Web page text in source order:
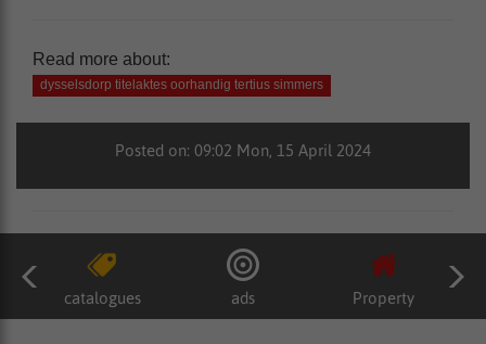
Read more about:
dysselsdorp titelaktes oorhandig tertius simmers
Posted on: 09:02 Mon, 15 April 2024
catalogues ads Property